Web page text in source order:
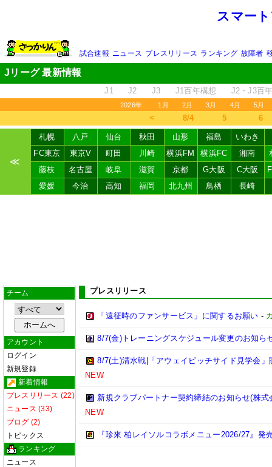
スマー
試合速報 ニュース プレスリリース ランキング 故障者
Jリーグ 最新情報
J1 J2 J3 J1百年構想 J2・J3百
2026年 1月 2月 3月 4月 5月
＜ 8/4 5 6
≪
札幌 八戸 仙台 秋田 山形 福島
いわき
FC東京
東京V 町田 川崎 横浜FM 横浜FC 湘南
藤枝
名古屋 岐阜 滋賀 京都 G大阪 C大阪
愛媛
今治 高知 福岡 北九州 鳥栖 長崎
チーム
アカウント
ログイン
新規登録
新着情報
プレスリリース (22)
ニュース (33)
ブログ (2)
トピックス
ランキング
ニュース
プレスリリース
「遠征時のファンサービス」に関するお願い -
8/7(金)トレーニングスケジュール変更のお知ら
8/7(土)清水戦|「アウェイピッチサイド見学会」
NEW
新規クラブパートナー契約締結のお知らせ(株
NEW
『珍來 柏レイソルコラボメニュー2026/27』発